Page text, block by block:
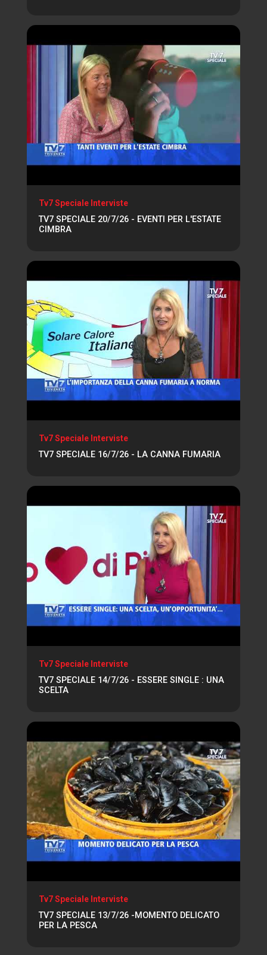
Tv7 Speciale Interviste
TV7 SPECIALE 20/7/26 - EVENTI PER L'ESTATE
CIMBRA
Tv7 Speciale Interviste
TV7 SPECIALE 16/7/26 - LA CANNA FUMARIA
Tv7 Speciale Interviste
TV7 SPECIALE 14/7/26 - ESSERE SINGLE : UNA
SCELTA
Tv7 Speciale Interviste
TV7 SPECIALE 13/7/26 -MOMENTO DELICATO
PER LA PESCA